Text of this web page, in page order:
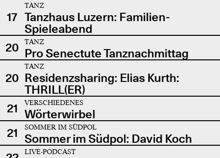
17
TANZ
Tanzhaus Luzern: Familien-
Spieleabend
20
TANZ
Pro Senectute Tanznachmittag
20
TANZ
Residenzsharing: Elias Kurth:
THRILL(ER)
21
VERSCHIEDENES
Wörterwirbel
21
SOMMER IM SÜDPOL
Sommer im Südpol: David Koch
LIVE-PODCAST